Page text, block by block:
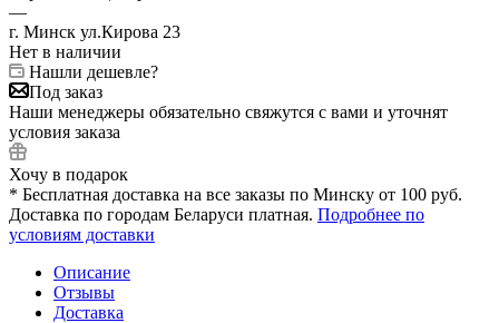
—
г. Минск ул.Кирова 23
Нет в наличии
Нашли дешевле?
Под заказ
Наши менеджеры обязательно свяжутся с вами и уточнят
условия заказа
Хочу в подарок
* Бесплатная доставка на все заказы по Минску от 100 руб.
Доставка по городам Беларуси платная. Подробнее по
условиям доставки
Описание
Отзывы
Доставка